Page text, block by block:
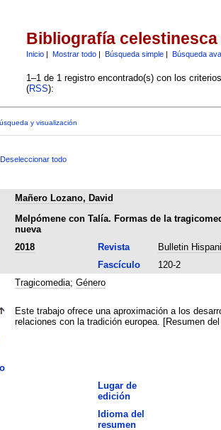
Bibliografía celestinesca
Inicio| Mostrar todo| Búsqueda simple| Búsqueda
1–1 de 1 registro encontrado(s) con los
(RSS):
y visualización
Deseleccionar todo
Mañero Lozano, David
Melpómene con Talía. Formas de la
nueva
2018 Revista
Bulletin
Fascículo
120-2
Tragicomedia; Género
Este trabajo ofrece una aproximación a los
relaciones con la tradición europea. [Resumen
Lugar de
edición
Idioma del
resumen